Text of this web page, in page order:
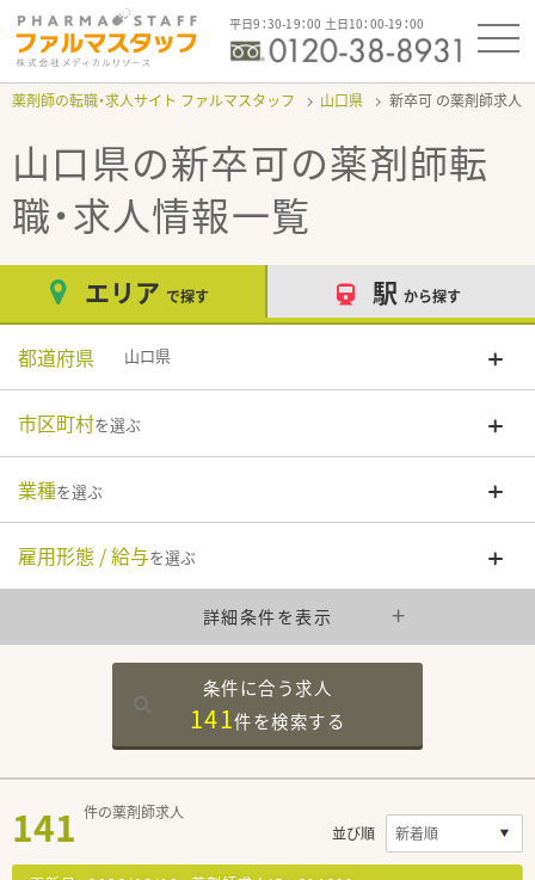
平日9：30-19：00 土日10：00-19：00
薬剤師の転職・求人サイト ファルマスタッフ 山口県 新卒可
山口県の新卒可の薬剤師転
職・求人情報一覧
エリア で探す 駅 から探す
都道府県 山口県
市区町村を選ぶ
業種を選ぶ
雇用形態 / 給与を選ぶ
詳細条件を表示
条件に合う求人
141件を検索する
141 件の薬剤師求人
並び順